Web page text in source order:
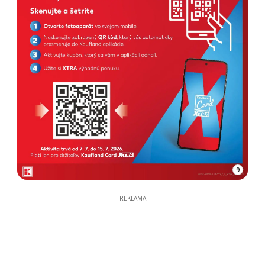
9
REKLAMA